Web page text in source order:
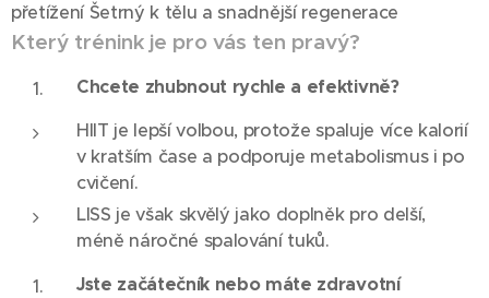
přetížení Šetrný k tělu a snadnější regenerace
Který trénink je pro vás ten pravý?
Chcete zhubnout rychle a efektivně?
HIIT je lepší volbou, protože spaluje více kalorií
v kratším čase a podporuje metabolismus i po
cvičení.
LISS je však skvělý jako doplněk pro delší,
méně náročné spalování tuků.
Jste začátečník nebo máte zdravotní